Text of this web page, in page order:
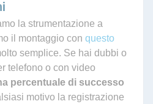
la strumentazione a
il montaggio con questo
semplice. Se hai dubbi o
telefono o con video
percentuale di successo
motivo la registrazione